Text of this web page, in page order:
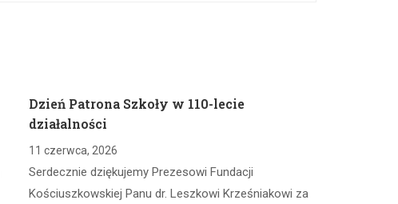
Dzień Patrona Szkoły w 110-lecie
działalności
11 czerwca, 2026
Serdecznie dziękujemy Prezesowi Fundacji
Kościuszkowskiej Panu dr. Leszkowi Krześniakowi za